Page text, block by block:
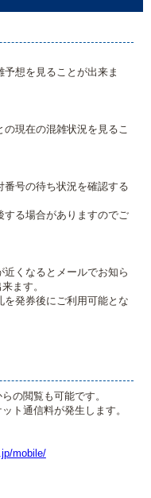
想を見ることが出来ま
現在の混雑状況を見るこ
号の待ち状況を確認する
る場合がありますのでご
くなるとメールでお知ら
ます。
発券後にご利用可能とな
の閲覧も可能です。
ト通信料が発生します。
mobile/